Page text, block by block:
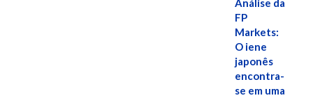
Análise da
FP
Markets:
O iene
japonês
encontra-
se em uma